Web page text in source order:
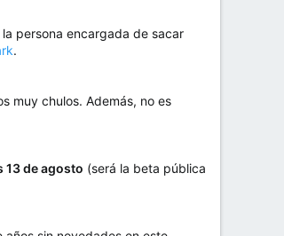
persona encargada de sacar
.
muy chulos. Además, no es
13 de agosto (será la beta pública